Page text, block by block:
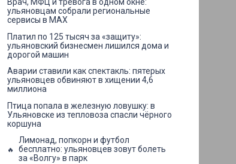
ульяновцам собрали региональные
сервисы в MAX
Платил по 125 тысяч за «защиту»:
ульяновский бизнесмен лишился дома и
дорогой машин
Аварии ставили как спектакль: пятерых
ульяновцев обвиняют в хищении 4,6
миллиона
Птица попала в железную ловушку: в
Ульяновске из тепловоза спасли чёрного
коршуна
Лимонад, попкорн и футбол
бесплатно: ульяновцев зовут болеть
за «Волгу» в парк